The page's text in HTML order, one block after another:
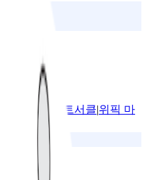
위픽 인사이트서클|위픽 마